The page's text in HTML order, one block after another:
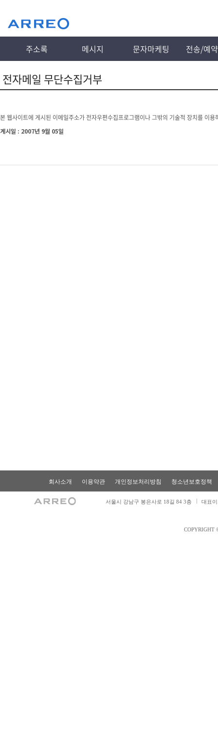
주소록 메시지 문자마케팅 전송/예
전자메일 무단수집거부
본 웹사이트에 게시된 이메일주소가 전자우편수집프로그램이나 그밖의 기술적 장치를 이
게시일 : 2007년 9월 05일
회사소개 이용약관 개인정보처리방침 청소년보호정책
서울시 강남구 봉은사로 18길 84 3층 대표
COPYRIGHT